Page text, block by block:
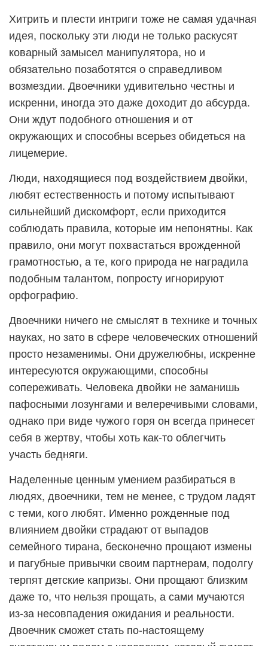
Хитрить и плести интриги тоже не самая удачная
идея, поскольку эти люди не только раскусят
коварный замысел манипулятора, но и
обязательно позаботятся о справедливом
возмездии. Двоечники удивительно честны и
искренни, иногда это даже доходит до абсурда.
Они ждут подобного отношения и от
окружающих и способны всерьез обидеться на
лицемерие.
Люди, находящиеся под воздействием двойки,
любят естественность и потому испытывают
сильнейший дискомфорт, если приходится
соблюдать правила, которые им непонятны. Как
правило, они могут похвастаться врожденной
грамотностью, а те, кого природа не наградила
подобным талантом, попросту игнорируют
орфографию.
Двоечники ничего не смыслят в технике и точных
науках, но зато в сфере человеческих отношений
просто незаменимы. Они дружелюбны, искренне
интересуются окружающими, способны
сопереживать. Человека двойки не заманишь
пафосными лозунгами и велеречивыми словами,
однако при виде чужого горя он всегда принесет
себя в жертву, чтобы хоть как-то облегчить
участь бедняги.
Наделенные ценным умением разбираться в
людях, двоечники, тем не менее, с трудом ладят
с теми, кого любят. Именно рожденные под
влиянием двойки страдают от выпадов
семейного тирана, бесконечно прощают измены
и пагубные привычки своим партнерам, подолгу
терпят детские капризы. Они прощают близким
даже то, что нельзя прощать, а сами мучаются
из-за несовпадения ожидания и реальности.
Двоечник сможет стать по-настоящему